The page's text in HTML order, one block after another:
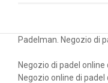
Padelman. Negozio di
Negozio di padel
Negozio online di